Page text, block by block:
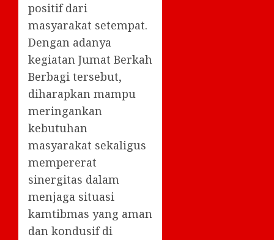
positif dari
masyarakat setempat.
Dengan adanya
kegiatan Jumat Berkah
Berbagi tersebut,
diharapkan mampu
meringankan
kebutuhan
masyarakat sekaligus
mempererat
sinergitas dalam
menjaga situasi
kamtibmas yang aman
dan kondusif di